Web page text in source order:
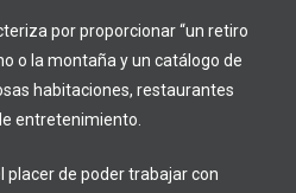
por proporcionar “un retiro
o la montaña y un catálogo de
habitaciones, restaurantes
entretenimiento.
placer de poder trabajar con